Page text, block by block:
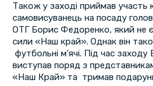
Також у заході приймав участь
самовисуванець на посаду
ОТГ Борис Федоренко, який не є
сили «Наш край». Однак він
футбольні м'ячі. Під час
виступав поряд з
«Наш Край» та тримав